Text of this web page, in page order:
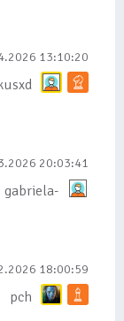
13:10:20
20:03:41
gabriela-
18:00:59
pch